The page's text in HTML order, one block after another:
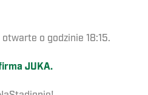
o godzinie 18:15.
JUKA.